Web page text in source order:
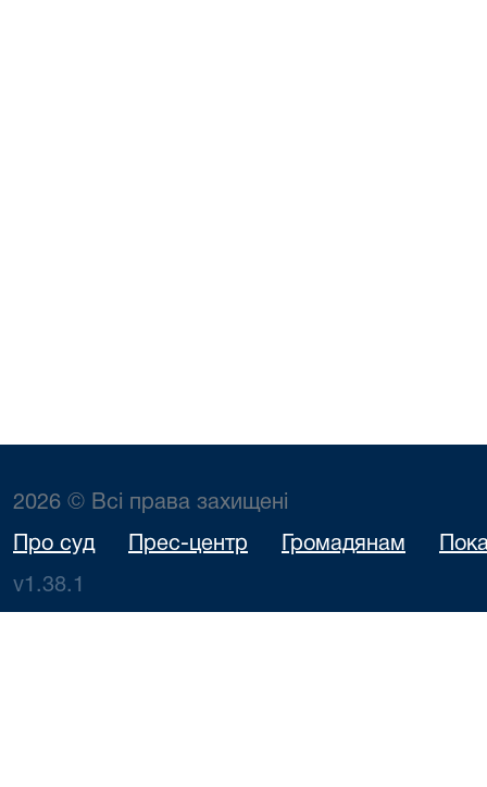
2026 © Всі права захищені
Про суд Прес-центр Громадянам
v1.38.1